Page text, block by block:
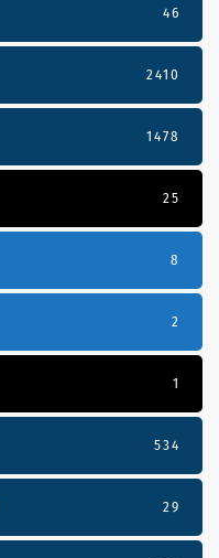
46
2410
1478
25
8
2
1
534
29